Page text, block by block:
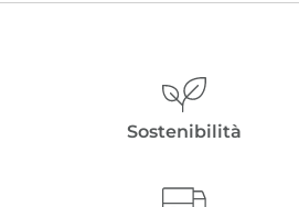
Sostenibilità